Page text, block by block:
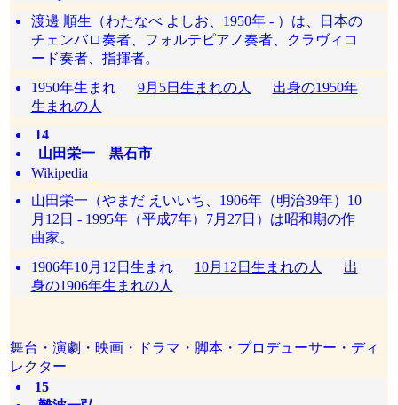
渡邊 順生（わたなべ よしお、1950年 - ）は、日本の
チェンバロ奏者、フォルテピアノ奏者、クラヴィコ
ード奏者、指揮者。
1950年生まれ 9月5日生まれの人
出身の1950年
生まれの人
14
山田栄一 黒石市
Wikipedia
山田栄一（やまだ えいいち、1906年（明治39年）10
月12日 - 1995年（平成7年）7月27日）は昭和期の作
曲家。
1906年10月12日生まれ 10月12日生まれの人
出
身の1906年生まれの人
舞台・演劇・映画・ドラマ・脚本・プロデューサー・ディ
レクター
15